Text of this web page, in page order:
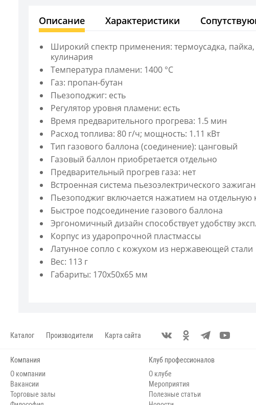
Описание Характеристики
Широкий спектр применения: термоусадка,
кулинария
Температура пламени: 1400 °C
Газ: пропан-бутан
Пьезоподжиг: есть
Регулятор уровня пламени: есть
Время предварительного прогрева: 1.5 мин
Расход топлива: 80 г/ч; мощность: 1.11 кВт
Тип газового баллона (соединение): цанговый
Газовый баллон приобретается отдельно
Предварительный прогрев газа: нет
Встроенная система пьезоэлектрического
Пьезоподжиг включается нажатием на отдельную
Быстрое подсоединение газового баллона
Эргономичный дизайн способствует удобству
Корпус из ударопрочной пластмассы
Латунное сопло с кожухом из нержавеющей стали
Вес: 113 г
Габариты: 170х50х65 мм
Каталог Производители Карта сайта
Компания
О компании
Вакансии
Торговые залы
Клуб профессионалов
О клубе
Мероприятия
Полезные статьи